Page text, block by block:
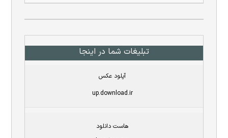
تبلیغات شما در اینجا
آپلود عکس
up.download.ir
هاست دانلود